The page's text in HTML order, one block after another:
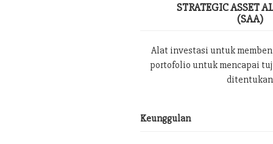
STRATEGIC ASSET
(SAA)
Alat investasi untuk
portofolio untuk mencapai
ditentukan
Keunggulan